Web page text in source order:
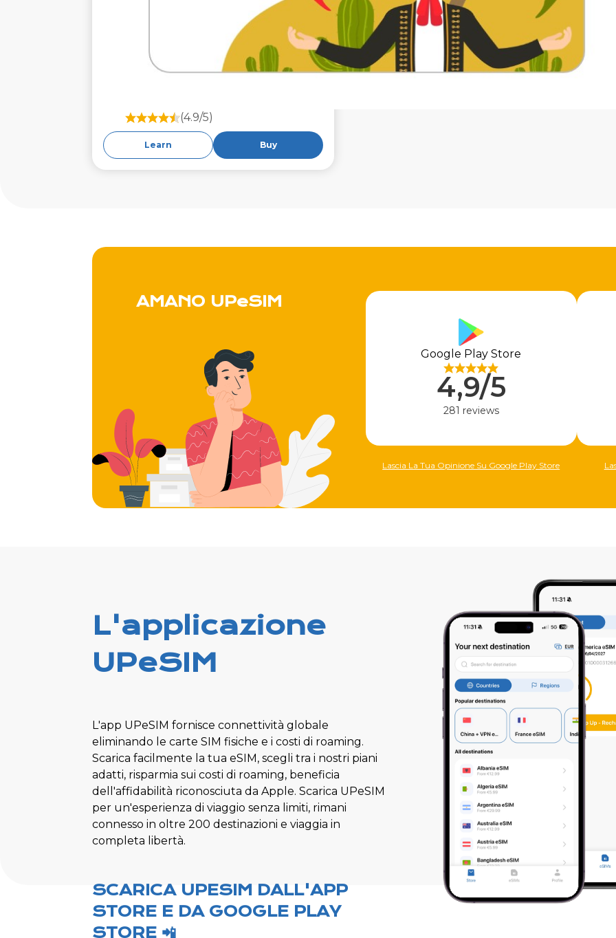
(4.9/5)
Learn Buy
AMANO UPeSIM
Google Play Store
4,9/5
281 reviews
Lascia La Tua Opinione Su Google Play Store
L'applicazione
UPeSIM
L'app UPeSIM fornisce connettività globale
eliminando le carte SIM fisiche e i costi di roaming.
Scarica facilmente la tua eSIM, scegli tra i nostri piani
adatti, risparmia sui costi di roaming, beneficia
dell'affidabilità riconosciuta da Apple. Scarica UPeSIM
per un'esperienza di viaggio senza limiti, rimani
connesso in oltre 200 destinazioni e viaggia in
completa libertà.
SCARICA UPESIM DALL'APP
STORE E DA GOOGLE PLAY
STORE 📲